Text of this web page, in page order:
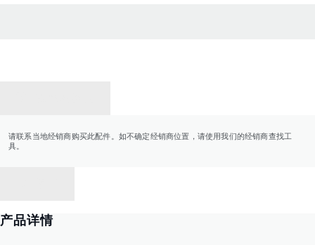
请联系当地经销商购买此配件。如不确定经销商位置，请使用我们的经销商查找工
具。
产品详情